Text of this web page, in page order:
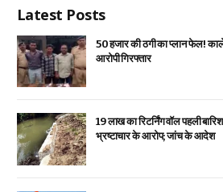
Latest Posts
₹50 हजार की ठगी का प्लान फेल!
आरोपी गिरफ्तार
19 लाख का रिटर्निंग वॉल पहली
भ्रष्टाचार के आरोप; जांच के आदेश